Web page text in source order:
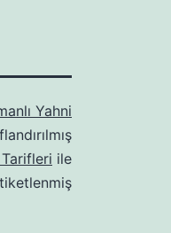
Yahni
Tarifleri ile